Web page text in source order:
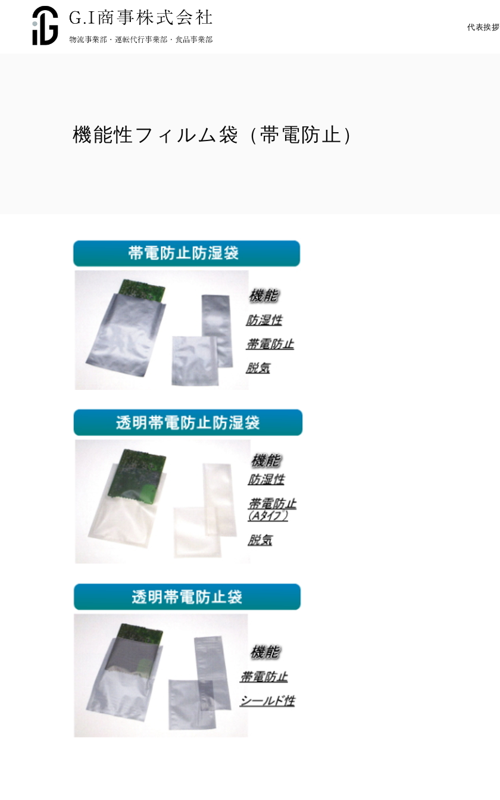
代表挨拶
機能性フィルム袋（帯電防止）